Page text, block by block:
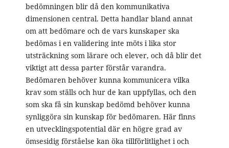
bedömningen blir då den kommunikativa
dimensionen central. Detta handlar bland annat
om att bedömare och de vars kunskaper ska
bedömas i en validering inte möts i lika stor
utsträckning som lärare och elever, och då blir det
viktigt att dessa parter förstår varandra.
Bedömaren behöver kunna kommunicera vilka
krav som ställs och hur de kan uppfyllas, och den
som ska få sin kunskap bedömd behöver kunna
synliggöra sin kunskap för bedömaren. Här finns
en utvecklingspotential där en högre grad av
ömsesidig förståelse kan öka tillförlitlighet i och